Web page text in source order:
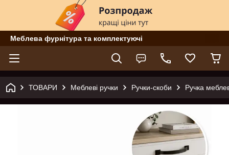
Меблева фурнітура та комплектуючі
ТОВАРИ Меблеві ручки Ручки-скоби Ручка